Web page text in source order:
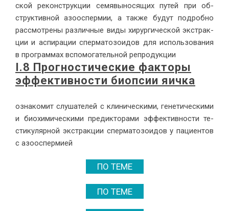
ской ре­кон­струк­ции се­мя­вы­но­ся­щих пу­тей при об­
струк­тив­ной азоос­пер­мии, а так­же бу­дут по­дроб­но
рас­смот­ре­ны раз­лич­ные ви­ды хи­рур­ги­че­ской экс­трак­
ции и ас­пи­ра­ции спер­ма­то­зо­и­дов для ис­поль­зо­ва­ния
в про­грам­мах вспо­мо­га­тель­ной ре­про­дук­ции
I.8 Про­гно­сти­че­ские фак­то­ры
эф­фек­тив­но­сти биоп­сии яич­ка
озна­ко­мит слу­ша­те­лей с кли­ни­че­ски­ми, ге­не­ти­че­ски­ми
и био­хи­ми­че­ски­ми пре­дик­то­ра­ми эф­фек­тив­но­сти те­
сти­ку­ляр­ной экс­трак­ции спер­ма­то­зо­и­дов у па­ци­ен­тов
с азоос­пер­ми­ей
ПО ТЕМЕ
ПО ТЕМЕ